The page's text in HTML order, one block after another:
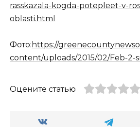
rasskazala-kogda-potepleet-v-
oblasti.html
Фото: https://
content/uploads/2015/02/Feb-2-
Оцените статью